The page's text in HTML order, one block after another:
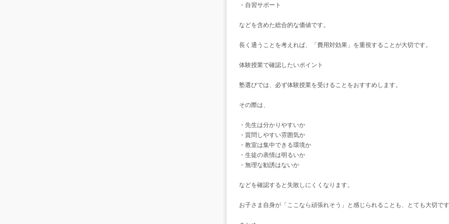
・自習サポート
などを含めた総合的な価値です。
長く通うことを考えれば、「費用対効果」を重視することが大切です。
体験授業で確認したいポイント
塾選びでは、必ず体験授業を受けることをおすすめします。
その際は、
・先生は分かりやすいか
・質問しやすい雰囲気か
・教室は集中できる環境か
・生徒の表情は明るいか
・無理な勧誘はないか
などを確認すると失敗しにくくなります。
お子さま自身が「ここなら頑張れそう」と感じられることも、とても大切で